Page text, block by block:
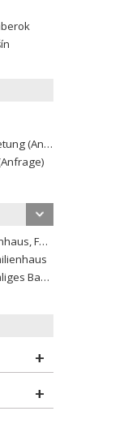
(Angebot)
Ferienhaus
Bauerngut